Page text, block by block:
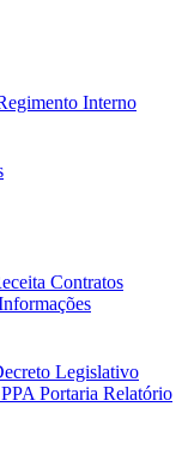
Interno
Contratos
Legislativo
Portaria Relatório